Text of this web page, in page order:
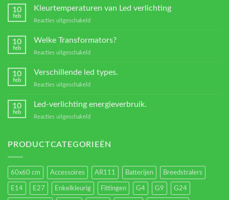
10
feb
Kleurtemperaturen van Led verlichting
Reacties uitgeschakeld
verlichting
10
feb
Welke Transformators?
Reacties uitgeschakeld
Transformators?
10
feb
Verschillende led types.
Reacties uitgeschakeld
10
feb
Led-verlichting energieverbruik.
Reacties uitgeschakeld
energieverbruik.
PRODUCTCATEGORIEËN
60x60 cm Accessoires AR111 Batterijen Breedstralers
E14 E27 Enkelkleurig Fittingen G4 G9 G24